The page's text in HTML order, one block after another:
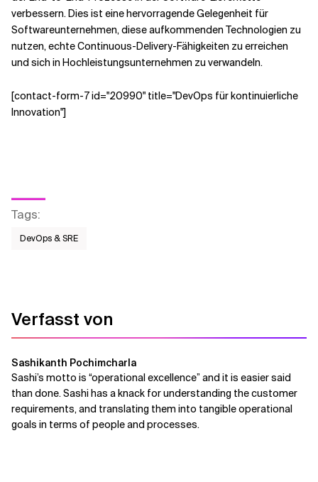
verbessern. Dies ist eine hervorragende Gelegenheit für
Softwareunternehmen, diese aufkommenden Technologien zu
nutzen, echte Continuous-Delivery-Fähigkeiten zu erreichen
und sich in Hochleistungsunternehmen zu verwandeln.
[contact-form-7 id="20990" title="DevOps für kontinuierliche
Innovation"]
Tags:
DevOps & SRE
Verfasst von
Sashikanth Pochimcharla
Sashi’s motto is “operational excellence” and it is easier said
than done. Sashi has a knack for understanding the customer
requirements, and translating them into tangible operational
goals in terms of people and processes.